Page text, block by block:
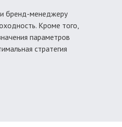
бренд-менеджеру
Кроме того,
параметров
стратегия